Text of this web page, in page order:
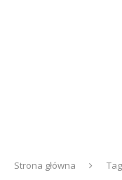
Strona główna